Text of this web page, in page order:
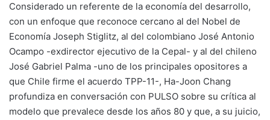
Considerado un referente de la economía del desarrollo,
con un enfoque que reconoce cercano al del Nobel de
Economía Joseph Stiglitz, al del colombiano José Antonio
Ocampo -exdirector ejecutivo de la Cepal- y al del chileno
José Gabriel Palma -uno de los principales opositores a
que Chile firme el acuerdo TPP-11-, Ha-Joon Chang
profundiza en conversación con PULSO sobre su crítica al
modelo que prevalece desde los años 80 y que, a su juicio,